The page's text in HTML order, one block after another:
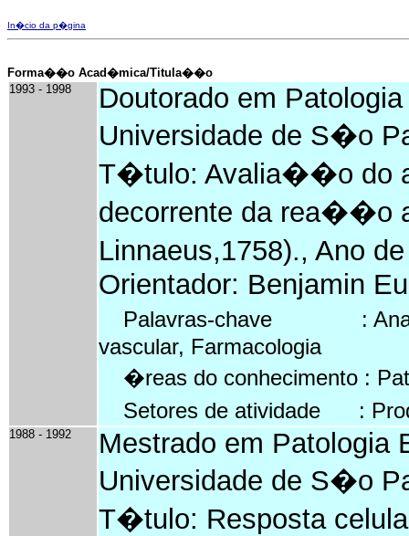
In�cio da p�gina
Forma��o Acad�mica/Titula��o
1993 - 1998
Doutorado em
Universidade de S�o
T�tulo: Avalia��o do
decorrente da rea��o
Linnaeus,1758)., Ano
Orientador: Benjamin
Palavras-chave :
vascular, Farmacologia
�reas do conhecimento :
Setores de atividade :
1988 - 1992
Mestrado em Patologia
Universidade de S�o
T�tulo: Resposta